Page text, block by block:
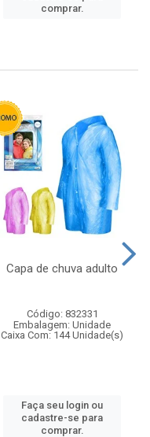
comprar.
Capa de chuva adulto
Código: 832331
Embalagem: Unidade
Caixa Com: 144 Unidade(s)
Faça seu login ou
cadastre-se para
comprar.